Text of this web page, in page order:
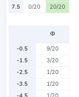
7.5
0/20 20/20
Ф
-0.5
9/20
-1.5
3/20
-2.5
1/20
-3.5
1/20